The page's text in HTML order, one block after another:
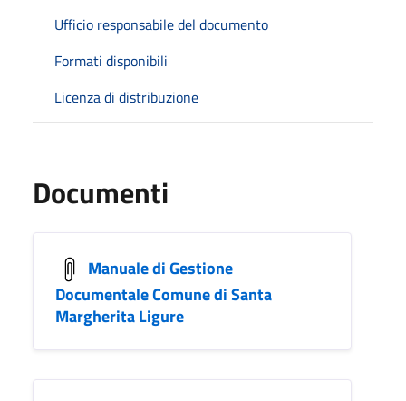
Ufficio responsabile del documento
Formati disponibili
Licenza di distribuzione
Documenti
Manuale di Gestione
Documentale Comune di Santa
Margherita Ligure